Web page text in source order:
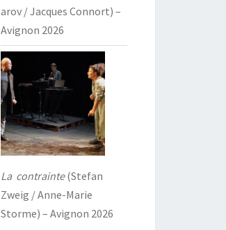
arov / Jacques Connort) –
Avignon 2026
La contrainte(Stefan
Zweig / Anne-Marie
Storme) – Avignon 2026